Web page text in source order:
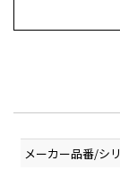
メーカー品番/シ